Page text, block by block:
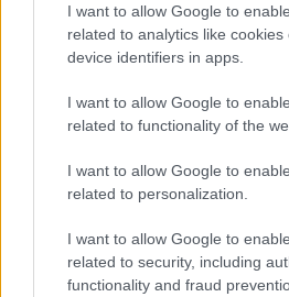
I want to allow Google to
related to analytics like cookies
device identifiers in apps.
I want to allow Google to
related to functionality of the
I want to allow Google to
related to personalization.
I want to allow Google to
related to security, including
functionality and fraud
Drevoplastové terasy sa